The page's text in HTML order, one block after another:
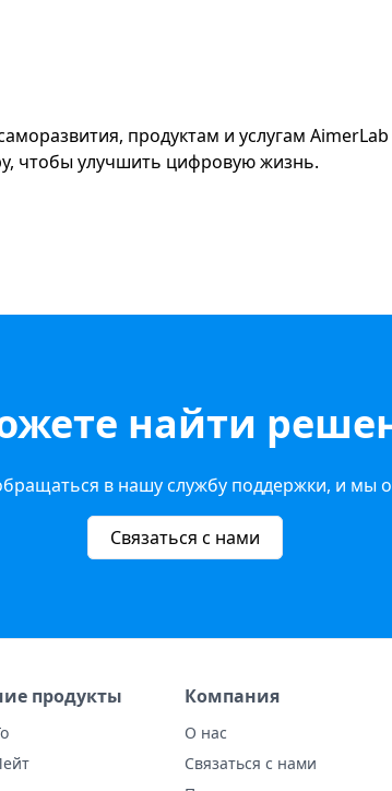
продуктам и услугам
чтобы улучшить цифровую жизнь.
найти
в нашу службу поддержки, и мы
Связаться с нами
продукты Компания
О нас
Связаться с нами